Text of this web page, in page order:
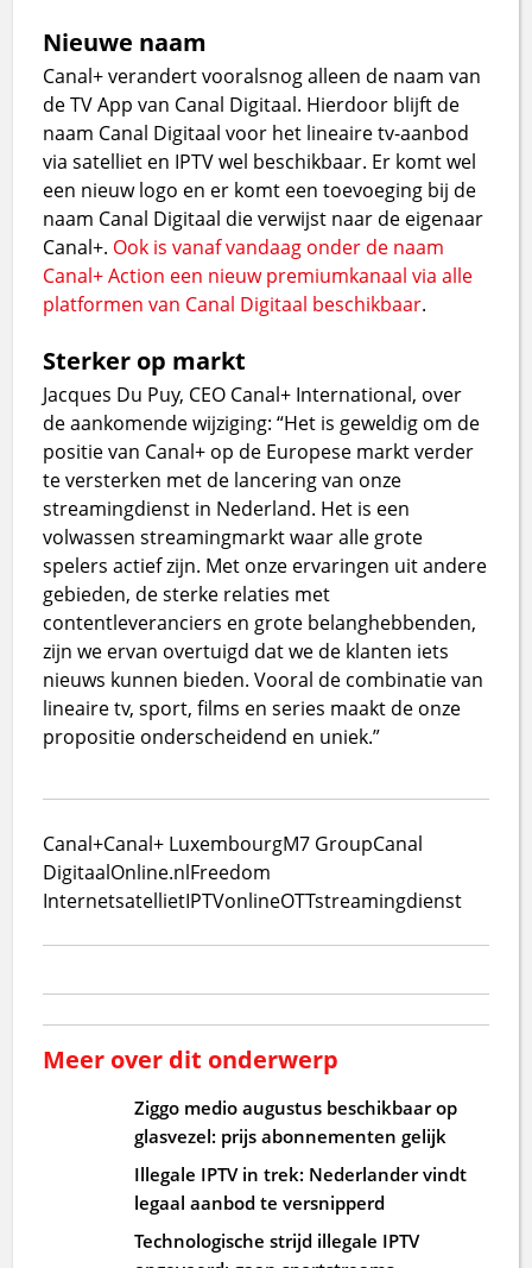
Nieuwe naam
Canal+ verandert vooralsnog alleen de naam van
de TV App van Canal Digitaal. Hierdoor blijft de
naam Canal Digitaal voor het lineaire tv-aanbod
via satelliet en IPTV wel beschikbaar. Er komt wel
een nieuw logo en er komt een toevoeging bij de
naam Canal Digitaal die verwijst naar de eigenaar
Canal+. Ook is vanaf vandaag onder de naam
Canal+ Action een nieuw premiumkanaal via alle
platformen van Canal Digitaal beschikbaar.
Sterker op markt
Jacques Du Puy, CEO Canal+ International, over
de aankomende wijziging: “Het is geweldig om de
positie van Canal+ op de Europese markt verder
te versterken met de lancering van onze
streamingdienst in Nederland. Het is een
volwassen streamingmarkt waar alle grote
spelers actief zijn. Met onze ervaringen uit andere
gebieden, de sterke relaties met
contentleveranciers en grote belanghebbenden,
zijn we ervan overtuigd dat we de klanten iets
nieuws kunnen bieden. Vooral de combinatie van
lineaire tv, sport, films en series maakt de onze
propositie onderscheidend en uniek.”
Canal+Canal+ LuxembourgM7 GroupCanal
DigitaalOnline.nlFreedom
InternetsatellietIPTVonlineOTTstreamingdienst
Meer over dit onderwerp
Ziggo medio augustus beschikbaar op
glasvezel: prijs abonnementen gelijk
Illegale IPTV in trek: Nederlander vindt
legaal aanbod te versnipperd
Technologische strijd illegale IPTV